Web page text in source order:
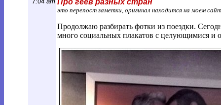
Про геев разных стран
это перепост заметки, оригинал находится на моем
Продолжаю разбирать фотки из поездки.
много социальных плакатов с целующимися